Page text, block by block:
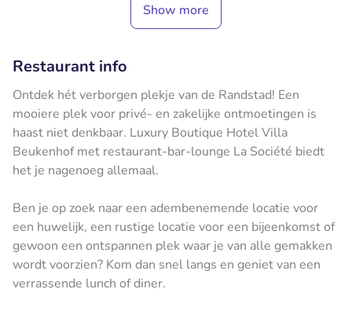
Show more
Restaurant info
Ontdek hét verborgen plekje van de Randstad! Een
mooiere plek voor privé- en zakelijke ontmoetingen is
haast niet denkbaar. Luxury Boutique Hotel Villa
Beukenhof met restaurant-bar-lounge La Société biedt
het je nagenoeg allemaal.
Ben je op zoek naar een adembenemende locatie voor
een huwelijk, een rustige locatie voor een bijeenkomst of
gewoon een ontspannen plek waar je van alle gemakken
wordt voorzien? Kom dan snel langs en geniet van een
verrassende lunch of diner.